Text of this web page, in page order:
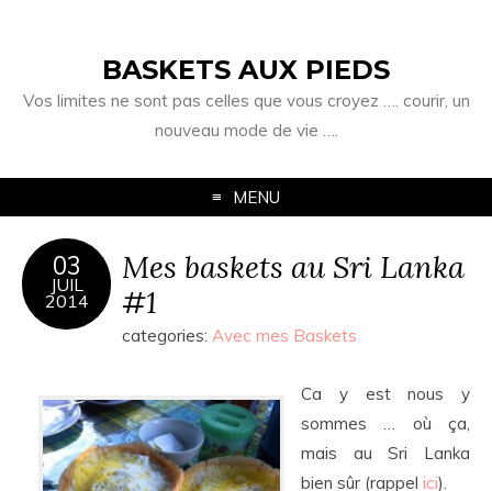
BASKETS AUX PIEDS
Vos limites ne sont pas celles que vous croyez …. courir, un
nouveau mode de vie ….
MENU
03
JUIL
2014
Mes baskets au Sri Lanka
#1
categories: Avec mes Baskets
Ca y est nous y
sommes … où ça,
mais au Sri Lanka
bien sûr (rappel ici).